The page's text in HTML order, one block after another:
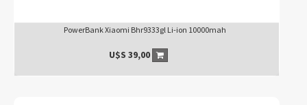
PowerBank Xiaomi Bhr9333gl Li-ion 10000mah
U$S39,00